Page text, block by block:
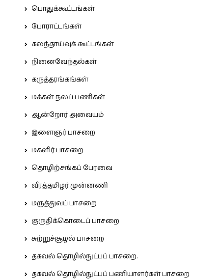
பொதுக்கூட்டங்கள்
போராட்டங்கள்
கலந்தாய்வுக் கூட்டங்கள்
நினைவேந்தல்கள்
கருத்தரங்கங்கள்
மக்கள் நலப் பணிகள்
ஆன்றோர் அவையம்
இளைஞர் பாசறை
மகளிர் பாசறை
தொழிற்சங்கப் பேரவை
வீரத்தமிழர் முன்னணி
மருத்துவப் பாசறை
குருதிக்கொடைப் பாசறை
சுற்றுச்சூழல் பாசறை
தகவல் தொழில்நுட்பப் பாசறை.
தகவல் தொழில்நுட்பப் பணியாளர்கள் பாசறை